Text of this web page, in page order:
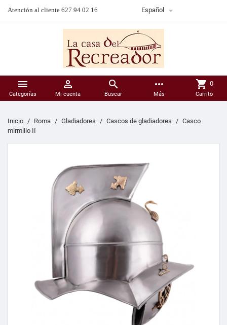
Atención al cliente 627 94 02 16 Español 

Categorías

Mi cuenta

Buscar
more_horiz
Más
shopping_cart 0
Carrito
Inicio Roma Gladiadores Cascos de gladiadores
Casco
mirmillo II